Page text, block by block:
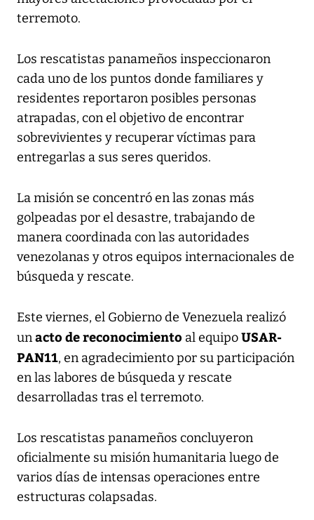
terremoto.
Los rescatistas panameños inspeccionaron
cada uno de los puntos donde familiares y
residentes reportaron posibles personas
atrapadas, con el objetivo de encontrar
sobrevivientes y recuperar víctimas para
entregarlas a sus seres queridos.
La misión se concentró en las zonas más
golpeadas por el desastre, trabajando de
manera coordinada con las autoridades
venezolanas y otros equipos internacionales de
búsqueda y rescate.
Este viernes, el Gobierno de Venezuela realizó
unacto de reconocimiento al equipoUSAR-
PAN11, en agradecimiento por su participación
en las labores de búsqueda y rescate
desarrolladas tras el terremoto.
Los rescatistas panameños concluyeron
oficialmente su misión humanitaria luego de
varios días de intensas operaciones entre
estructuras colapsadas.